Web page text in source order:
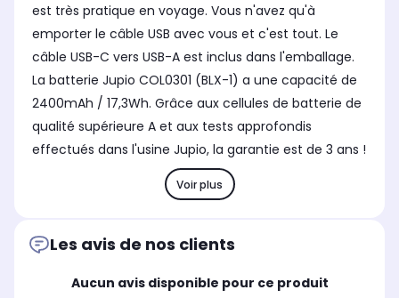
est très pratique en voyage. Vous n'avez qu'à
emporter le câble USB avec vous et c'est tout. Le
câble USB-C vers USB-A est inclus dans l'emballage.
La batterie Jupio COL0301 (BLX-1) a une capacité de
2400mAh / 17,3Wh. Grâce aux cellules de batterie de
qualité supérieure A et aux tests approfondis
effectués dans l'usine Jupio, la garantie est de 3 ans !
Voir plus
Les avis de nos clients
Aucun avis disponible pour ce produit